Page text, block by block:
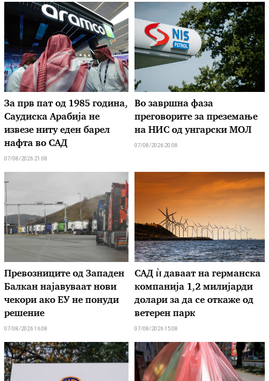
За прв пат од 1985 година,
Саудиска Арабија не
извезе ниту еден барел
нафта во САД
07/08/2026 21:08
Во завршна фаза
преговорите за преземање
на НИС од унгарски МОЛ
07/08/2026 20:08
Превозниците од Западен
Балкан најавуваат нови
чекори ако ЕУ не понуди
решение
07/08/2026 16:08
САД ѝ даваат на германска
компанија 1,2 милијарди
долари за да се откаже од
ветерен парк
07/08/2026 15:08